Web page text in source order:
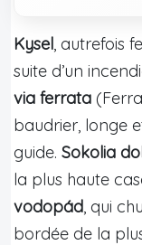
Kysel, autrefois
suite d’un
via ferrata
baudrier, longe
guide. Sokolia
la plus haute
vodopád, qui
bordée de la